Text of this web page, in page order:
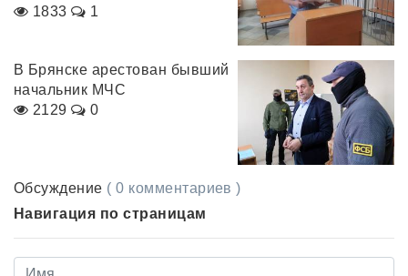
1833
1
В Брянске арестован бывший
начальник МЧС
2129
0
Обсуждение ( 0 комментариев )
Навигация по страницам